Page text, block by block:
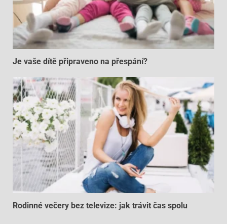
Je vaše dítě připraveno na přespání?
Rodinné večery bez televize: jak trávit čas spolu